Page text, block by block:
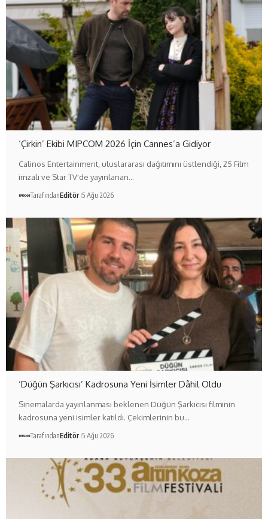
‘Çirkin’ Ekibi MIPCOM 2026 İçin Cannes’a Gidiyor
Calinos Entertainment, uluslararası dağıtımını üstlendiği, 25 Film
imzalı ve Star TV'de yayınlanan…
TarafındanEditör 5 Ağu 2026
‘Düğün Şarkıcısı’ Kadrosuna Yeni İsimler Dâhil Oldu
Sinemalarda yayınlanması beklenen Düğün Şarkıcısı filminin
kadrosuna yeni isimler katıldı. Çekimlerinin bu…
TarafındanEditör 5 Ağu 2026